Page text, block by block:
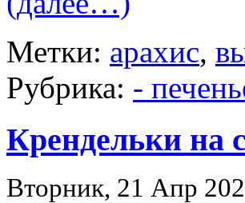
Метки: арахис,
Рубрика: -
Крендельки на
Вторник, 21 Апр